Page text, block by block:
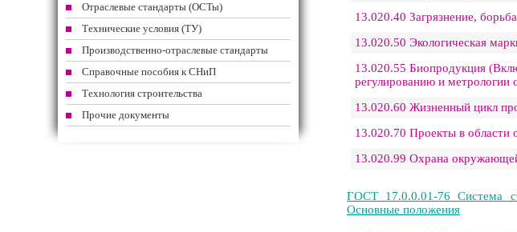
13.020.40 Загрязнение,
13.020.50 Экологическая
13.020.55 Биопродукция
регулированию и метрологии
13.020.60 Жизненный цикл
13.020.70 Проекты в
13.020.99 Охрана
ГОСТ 17.0.0.01-76 Система
Основные положения
Отраслевые стандарты (ОСТы)
Технические условия (ТУ)
Производственно-отраслевые стандарты
Справочные пособия к СНиП
Технология строительства
Прочие документы